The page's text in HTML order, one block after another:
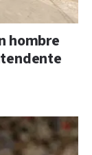
hombre